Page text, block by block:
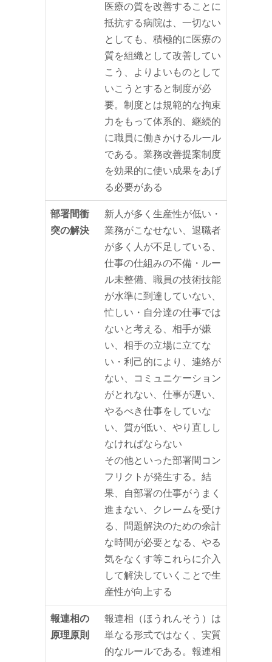
医療の質を改善することに
抵抗する病院は、一切ない
としても、積極的に医療の
質を組織として改善してい
こう、よりよいものとして
いこうとすると制度が必
要。制度とは規範的な拘束
力をもって体系的、継続的
に職員に働きかけるルール
である。業務改善提案制度
を効果的に使い成果をあげ
る必要がある
部署間衝
突の解決
新人が多く生産性が低い・
業務がこなせない、退職者
が多く人が不足している、
仕事の仕組みの不備・ルー
ル未整備、職員の技術技能
が水準に到達していない、
忙しい・自分達の仕事では
ないと考える、相手が嫌
い、相手の立場に立てな
い・利己的により、連絡が
ない、コミュニケーション
がとれない、仕事が遅い、
やるべき仕事をしていな
い、質が低い、やり直しし
なければならない
その他といった部署間コン
フリクトが発生する。結
果、自部署の仕事がうまく
進まない、クレームを受け
る、問題解決のための余計
な時間が必要となる、やる
気をなくす等これらに介入
して解決していくことで生
産性が向上する
報連相の
原理原則
報連相（ほうれんそう）は
単なる形式ではなく、実質
的なルールである。報連相